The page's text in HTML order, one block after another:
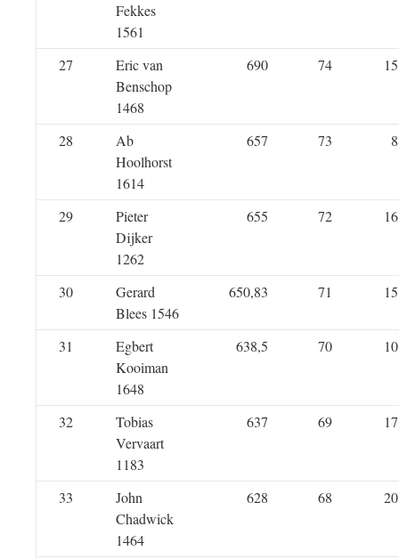
Fekkes
1561
27
Eric van
Benschop
1468
690 74 15
28
Ab
Hoolhorst
1614
657 73 8
29
Pieter
Dijker
1262
655 72 16
30
Gerard
Blees 1546
650,83 71 15
31
Egbert
Kooiman
1648
638,5 70 10
32
Tobias
Vervaart
1183
637 69 17
33
John
Chadwick
1464
628 68 20